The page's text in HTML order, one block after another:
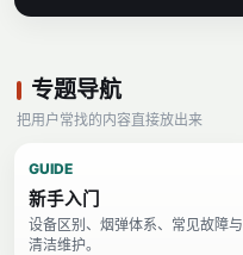
专题导航
把用户常找的内容直接放出来
GUIDE
新手入门
设备区别、烟弹体系、常见故障与
清洁维护。